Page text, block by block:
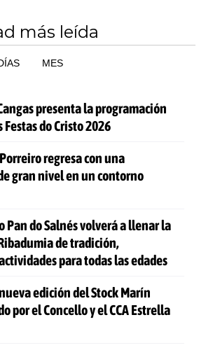
más leída
MES
presenta la programación
do Cristo 2026
regresa con una
gran nivel en un contorno
Pan do Salnés volverá a llenar la
de tradición,
para todas las edades
edición del Stock Marín
por el Concello y el CCA Estrella